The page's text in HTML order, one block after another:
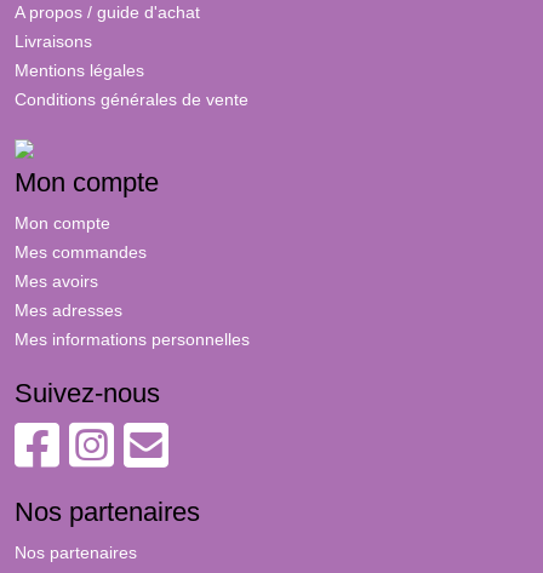
A propos / guide d'achat
Livraisons
Mentions légales
Conditions générales de vente
Mon compte
Mon compte
Mes commandes
Mes avoirs
Mes adresses
Mes informations personnelles
Suivez-nous
Nos partenaires
Nos partenaires